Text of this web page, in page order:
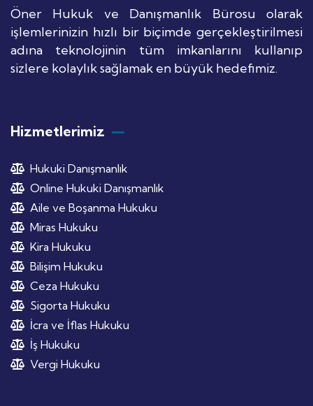
Öner Hukuk ve Danışmanlık Bürosu olarak
işlemlerinizin hızlı bir biçimde gerçekleştirilmesi
adına teknolojinin tüm imkanlarını kullanıp
sizlere kolaylık sağlamak en büyük hedefimiz.
Hizmetlerimiz
Hukuki Danışmanlık
Online Hukuki Danışmanlık
Aile ve Boşanma Hukuku
Miras Hukuku
Kira Hukuku
Bilişim Hukuku
Ceza Hukuku
Sigorta Hukuku
İcra ve İflas Hukuku
İş Hukuku
Vergi Hukuku